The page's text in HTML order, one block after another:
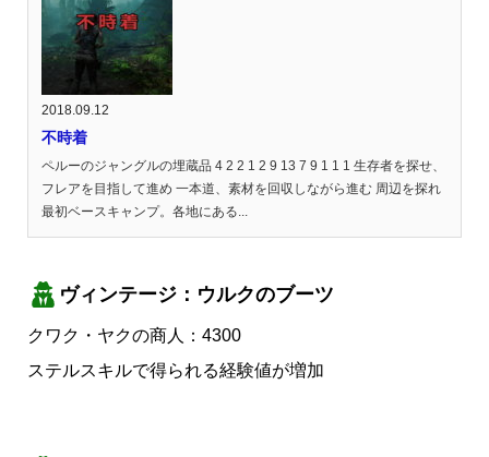
2018.09.12
不時着
ペルーのジャングルの埋蔵品 4 2 2 1 2 9 13 7 9 1 1 1 生存者を探せ、
フレアを目指して進め 一本道、素材を回収しながら進む 周辺を探れ
最初ベースキャンプ。各地にある...
ヴィンテージ：ウルクのブーツ
クワク・ヤクの商人：4300
ステルスキルで得られる経験値が増加